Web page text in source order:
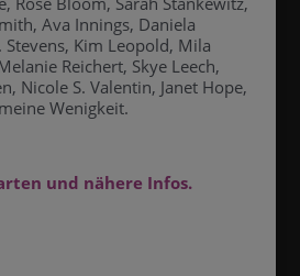
Ava Innings, Daniela
Kim Leopold, Mila
Reichert, Skye Leech,
Nicole S. Valentin, Janet Hope,
Wenigkeit.
und nähere Infos.